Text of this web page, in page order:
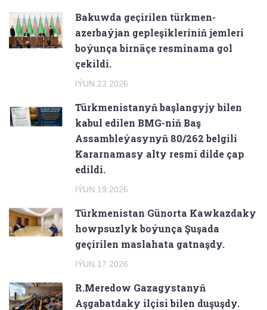
Bakuwda geçirilen türkmen-
azerbaýjan gepleşikleriniň jemleri
boýunça birnäçe resminama gol
çekildi.
IÝUN.23.2026
Türkmenistanyň başlangyjy bilen
kabul edilen BMG-niň Baş
Assambleýasynyň 80/262 belgili
Kararnamasy alty resmi dilde çap
edildi.
IÝUN.19.2026
Türkmenistan Günorta Kawkazdaky
howpsuzlyk boýunça Şuşada
geçirilen maslahata gatnaşdy.
IÝUN.17.2026
R.Meredow Gazagystanyň
Aşgabatdaky ilçisi bilen duşuşdy.